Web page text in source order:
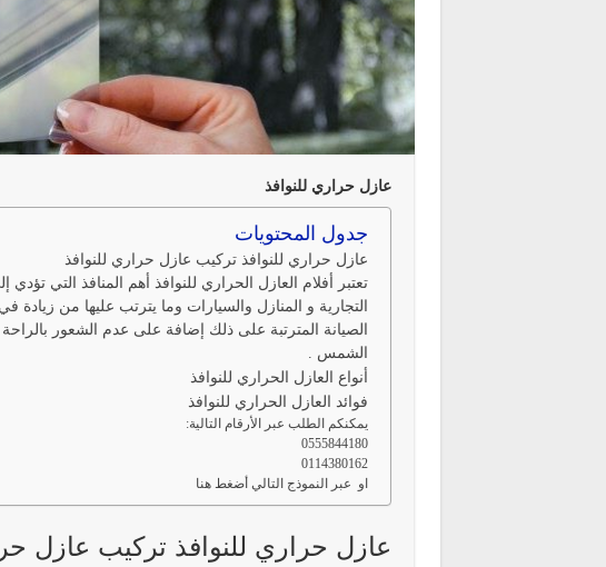
عازل حراري للنوافذ
جدول المحتويات
عازل حراري للنوافذ تركيب عازل حراري للنوافذ
تعتبر أفلام العازل الحراري للنوافذ أهم المنافذ التي
التجارية و المنازل والسيارات وما يترتب عليها من
الصيانة المترتبة على ذلك إضافة على عدم الشعور
الشمس .
أنواع العازل الحراري للنوافذ
فوائد العازل الحراري للنوافذ
يمكنكم الطلب عبر الأرقام التالية:
0555844180
0114380162
او عبر النموذج التالي أضغط هنا
عازل حراري للنوافذ تركيب عازل